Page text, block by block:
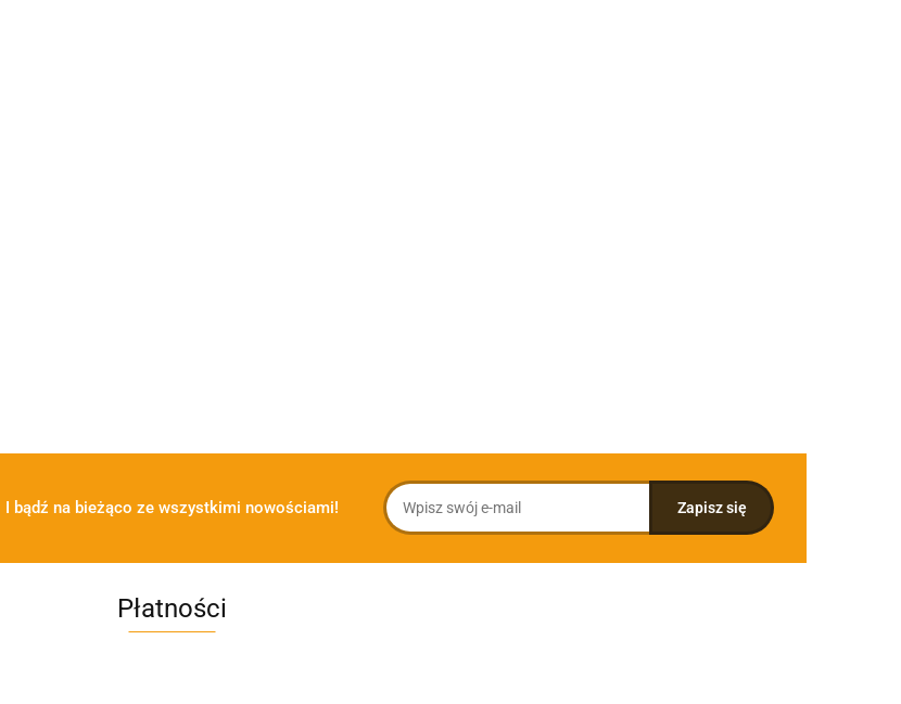
I bądź na bieżąco ze wszystkimi nowościami!
Płatności